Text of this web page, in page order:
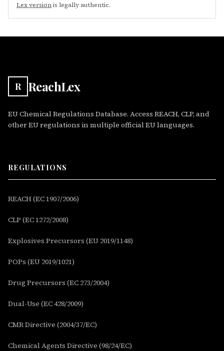
Lex versionis legally authentic.
R ReachLex
EU Chemical Regulations Database. Access REACH, CLP, and
other EU regulations in multiple official EU languages.
REGULATIONS
REACH (EC 1907/2006)
CLP (EC 1272/2008)
Explosives Precursors (EU 2019/1148)
POPs (EU 2019/1021)
Drug Precursors (EC 273/2004)
Dual-Use (EC 428/2009)
CMR Directive (2004/37/EC)
Chemical Agents Directive (98/24/EC)